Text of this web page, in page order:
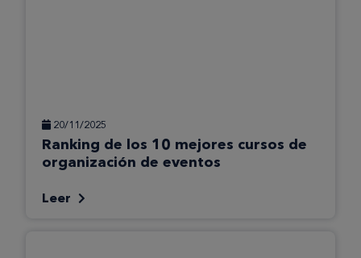
20/11/2025
Ranking de los 10 mejores cursos de
organización de eventos
Leer